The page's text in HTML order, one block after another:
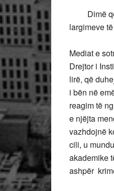
Dimë që
largimeve
Mediat e
Drejtor i
lirë, që
i bën në
reagim të
e njëjta
vazhdojnë
cili, u
akademike
ashpër